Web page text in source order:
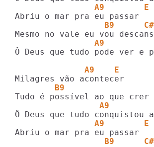
                A9        E
B9
A9
Ô Deus que tudo pode ver
              A9    E
B9
A9
                A9        E
B9